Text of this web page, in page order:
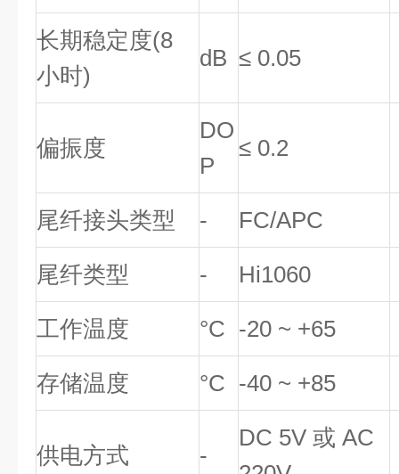
长期稳定度(8
小时)
dB ≤ 0.05
偏振度
DO
P
≤ 0.2
尾纤接头类型 - FC/APC
尾纤类型 - Hi1060
工作温度 °C -20 ~ +65
存储温度 °C -40 ~ +85
供电方式 -
DC 5V 或 AC